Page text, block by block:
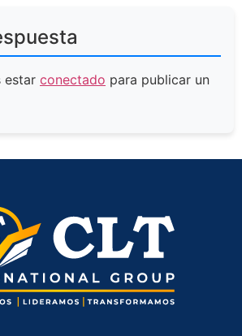
estar conectado para publicar un